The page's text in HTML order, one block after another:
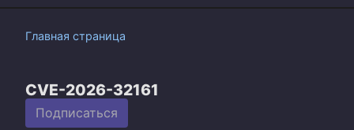
Главная страница
CVE-2026-32161
Подписаться